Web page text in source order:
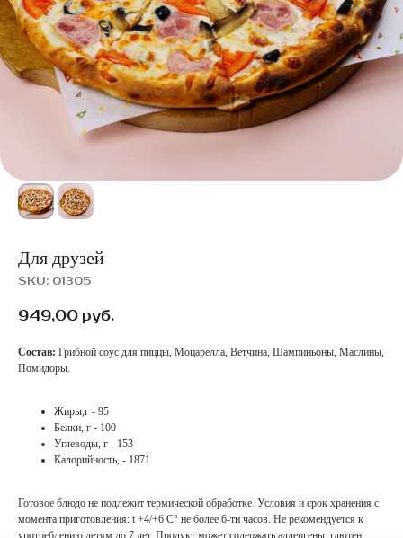
Для друзей
SKU: 01305
949,00 руб.
Состав: Грибной соус для пиццы, Моцарелла, Ветчина, Шампиньоны, Маслины,
Помидоры.
Жиры,г - 95
Белки, г - 100
Углеводы, г - 153
Калорийность, - 1871
Готовое блюдо не подлежит термической обработке. Условия и срок хранения с
момента приготовления: t +4/+6 С° не более 6-ти часов. Не рекомендуется к
употреблению детям до 7 лет. Продукт может содержать аллергены: глютен,